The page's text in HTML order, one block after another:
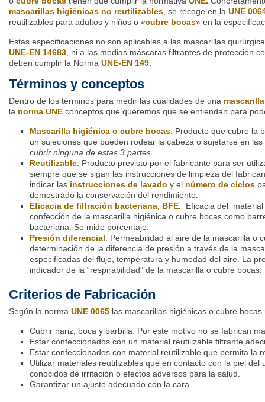
mascarillas higiénicas no reutilizables, se recoge en la UNE
reutilizables para adultos y niños o «cubre bocas» en la
Estas especificaciones no son aplicables a las mascarillas
UNE-EN 14683, ni a las medias máscaras filtrantes de protección
deben cumplir la Norma UNE-EN 149.
Términos y conceptos
Dentro de los términos para medir las cualidades de una mascarilla
la norma UNE conceptos que queremos que se entiendan para
Mascarilla higiénica o cubre bocas: Producto que cubre la
un sujeciones que pueden rodear la cabeza o sujetarse en
cubrir ninguna de estas 3 partes.
Reutilizable: Producto previsto por el fabricante para ser
siempre que se sigan las instrucciones de limpieza del
indicar las instrucciones de lavado y el número de ciclos
demostrado la conservación del rendimiento.
Eficacia de filtración bacteriana, BFE: Eficacia del material
confección de la mascarilla higiénica o cubre bocas como
bacteriana. Se mide porcentaje.
Presión diferencial: Permeabilidad al aire de la mascarilla o
determinación de la diferencia de presión a través de la
especificadas del flujo, temperatura y humedad del aire. La
indicador de la “respirabilidad” de la mascarilla o cubre bocas.
Criterios de Fabricación
Según la norma UNE 0065 las mascarillas higiénicas o cubre
Cubrir nariz, boca y barbilla. Por este motivo no se fabrican
Estar confeccionados con un material reutilizable filtrante
Estar confeccionados con material reutilizable que permita la
Utilizar materiales reutilizables que en contacto con la piel del
conocidos de irritación o efectos adversos para la salud.
Garantizar un ajuste adecuado con la cara.